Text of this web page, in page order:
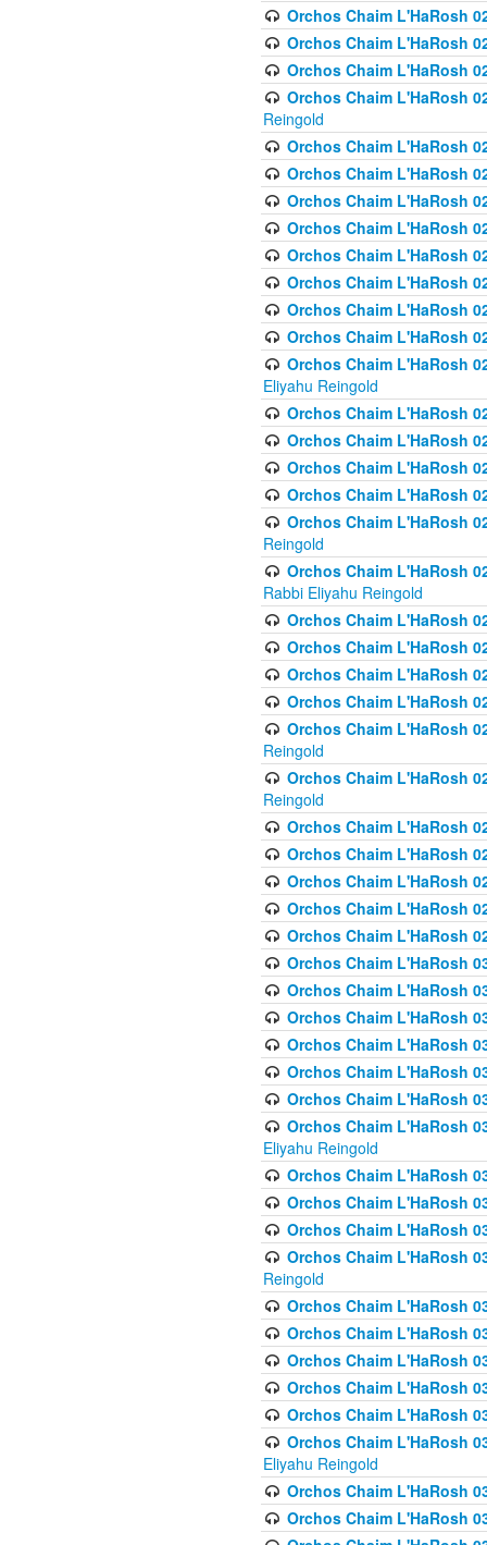
Orchos Chaim L'HaRosh
Orchos Chaim L'HaRosh
Orchos Chaim L'HaRosh
Orchos Chaim L'HaRosh
Reingold
Orchos Chaim L'HaRosh
Orchos Chaim L'HaRosh
Orchos Chaim L'HaRosh
Orchos Chaim L'HaRosh
Orchos Chaim L'HaRosh
Orchos Chaim L'HaRosh
Orchos Chaim L'HaRosh
Orchos Chaim L'HaRosh
Orchos Chaim L'HaRosh
Eliyahu Reingold
Orchos Chaim L'HaRosh
Orchos Chaim L'HaRosh
Orchos Chaim L'HaRosh
Orchos Chaim L'HaRosh
Orchos Chaim L'HaRosh
Reingold
Orchos Chaim L'HaRosh
Rabbi Eliyahu Reingold
Orchos Chaim L'HaRosh
Orchos Chaim L'HaRosh
Orchos Chaim L'HaRosh
Orchos Chaim L'HaRosh
Orchos Chaim L'HaRosh
Reingold
Orchos Chaim L'HaRosh
Reingold
Orchos Chaim L'HaRosh
Orchos Chaim L'HaRosh
Orchos Chaim L'HaRosh
Orchos Chaim L'HaRosh
Orchos Chaim L'HaRosh
Orchos Chaim L'HaRosh
Orchos Chaim L'HaRosh
Orchos Chaim L'HaRosh
Orchos Chaim L'HaRosh
Orchos Chaim L'HaRosh
Orchos Chaim L'HaRosh
Orchos Chaim L'HaRosh
Eliyahu Reingold
Orchos Chaim L'HaRosh
Orchos Chaim L'HaRosh
Orchos Chaim L'HaRosh
Orchos Chaim L'HaRosh
Reingold
Orchos Chaim L'HaRosh
Orchos Chaim L'HaRosh
Orchos Chaim L'HaRosh
Orchos Chaim L'HaRosh
Orchos Chaim L'HaRosh
Orchos Chaim L'HaRosh
Eliyahu Reingold
Orchos Chaim L'HaRosh
Orchos Chaim L'HaRosh